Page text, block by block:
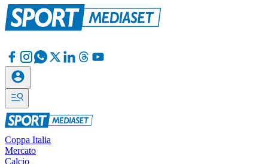
Coppa Italia
Mercato
Calcio